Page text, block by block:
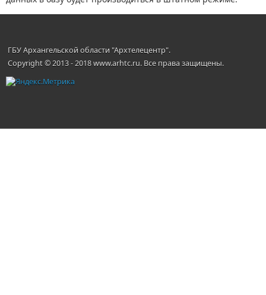
ГБУ Архангельской области "Архтелецентр".
Copyright © 2013 - 2018 www.arhtc.ru. Все права защищены.